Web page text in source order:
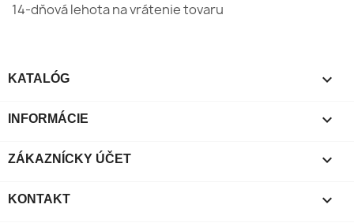
14-dňová lehota na vrátenie tovaru
KATALÓG 
INFORMÁCIE 
ZÁKAZNÍCKY ÚČET 
KONTAKT 